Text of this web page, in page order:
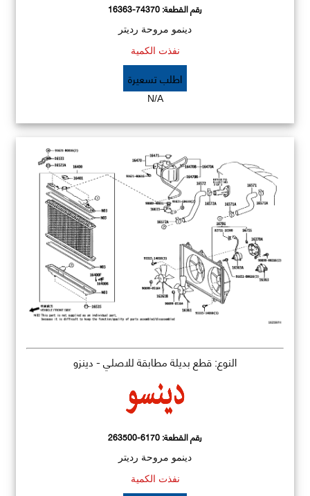
رقم القطعة:16363-74370
دينمو مروحة رديتر
نفذت الكمية
اطلب تسعيرة
N/A
النوع: قطع بديلة مطابقة للاصلي - دينزو
رقم القطعة:263500-6170
دينمو مروحة رديتر
نفذت الكمية